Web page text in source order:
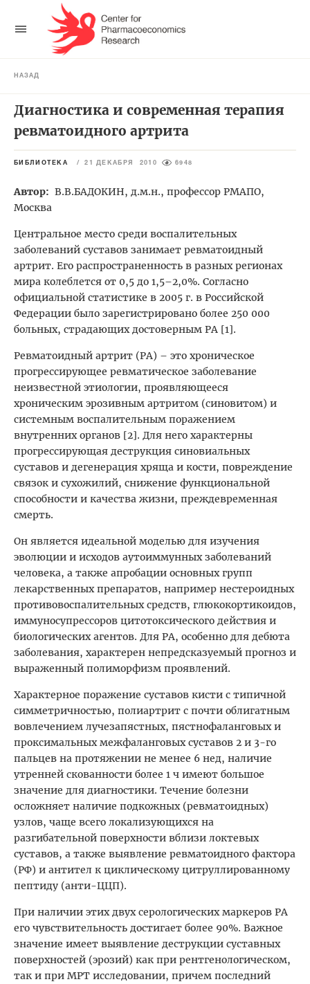
НАЗАД
Диагностика и современная терапия
ревматоидного артрита
БИБЛИОТЕКА / 21 ДЕКАБРЯ 2010 6948
Автор: В.В.БАДОКИН, д.м.н., профессор РМАПО,
Москва
Центральное место среди воспалительных
заболеваний суставов занимает ревматоидный
артрит. Его распространенность в разных регионах
мира колеблется от 0,5 до 1,5–2,0%. Согласно
официальной статистике в 2005 г. в Российской
Федерации было зарегистрировано более 250 000
больных, страдающих достоверным РА [1].
Ревматоидный артрит (РА) – это хроническое
прогрессирующее ревматическое заболевание
неизвестной этиологии, проявляющееся
хроническим эрозивным артритом (синовитом) и
системным воспалительным поражением
внутренних органов [2]. Для него характерны
прогрессирующая деструкция синовиальных
суставов и дегенерация хряща и кости, повреждение
связок и сухожилий, снижение функциональной
способности и качества жизни, преждевременная
смерть.
Он является идеальной моделью для изучения
эволюции и исходов аутоиммунных заболеваний
человека, а также апробации основных групп
лекарственных препаратов, например нестероидных
противовоспалительных средств, глюкокортикоидов,
иммуносупрессоров цитотоксического действия и
биологических агентов. Для РА, особенно для дебюта
заболевания, характерен непредсказуемый прогноз и
выраженный полиморфизм проявлений.
Характерное поражение суставов кисти с типичной
симметричностью, полиартрит с почти облигатным
вовлечением лучезапястных, пястнофаланговых и
проксимальных межфаланговых суставов 2 и 3-го
пальцев на протяжении не менее 6 нед, наличие
утренней скованности более 1 ч имеют большое
значение для диагностики. Течение болезни
осложняет наличие подкожных (ревматоидных)
узлов, чаще всего локализующихся на
разгибательной поверхности вблизи локтевых
суставов, а также выявление ревматоидного фактора
(РФ) и антител к циклическому цитруллированному
пептиду (анти-ЦЦП).
При наличии этих двух серологических маркеров РА
его чувствительность достигает более 90%. Важное
значение имеет выявление деструкции суставных
поверхностей (эрозий) как при рентгенологическом,
так и при МРТ исследовании, причем последний